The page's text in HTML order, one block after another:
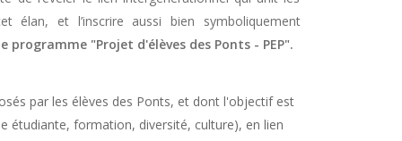
élan, et l’inscrire aussi bien symboliquement
programme "Projet d'élèves des Ponts - PEP".
par les élèves des Ponts, et dont l'objectif est
étudiante, formation, diversité, culture), en lien